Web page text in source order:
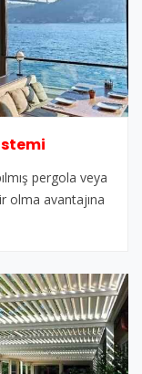
pergola veya
olma avantajına